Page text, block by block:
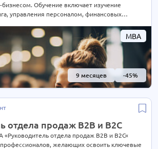
MBA
9 месяцев -45%
Обучение включает изучение
управления персоналом, финансовых
смогут эффективно управлять фитнес-
и продвигать свои бизнес-идеи, улучшать
клиентов и повышать прибыльность своего
отдела продаж B2B и B2C
«Руководитель отдела продаж B2B и B2C«
профессионалов, желающих освоить ключевые